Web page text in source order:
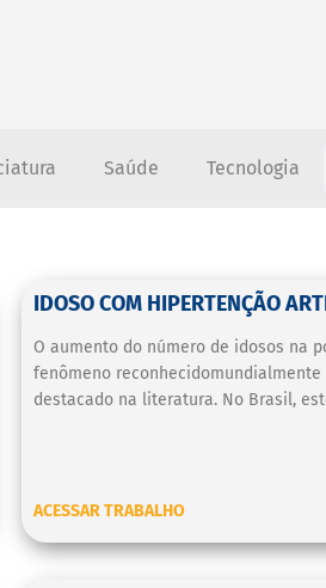
Saúde Tecnologia
IDOSO COM HIPERTENÇÃO
O aumento do número de idosos na
fenômeno
destacado na literatura. No Brasil,
ACESSAR TRABALHO